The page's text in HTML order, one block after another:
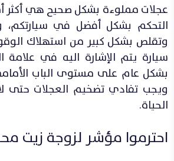
عجلات مملوءة بشكل صحيح هي أكثر
التحكم بشكل أفضل في
وتقلص بشكل كبير من استهلاك
سيارة يتم الإشارة اليه في علامة
بشكل عام على مستوى الباب
ويجب تفادي تضخيم العجلات حتى لا
الحياة.
احترموا مؤشر لزوجة زيت